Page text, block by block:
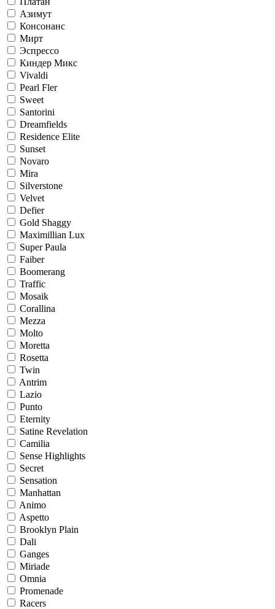
Азимут
Консонанс
Мирт
Эспрессо
Киндер Микс
Vivaldi
Pearl Fler
Sweet
Santorini
Dreamfields
Residence Elite
Sunset
Novaro
Mira
Silverstone
Velvet
Defier
Gold Shaggy
Maximillian Lux
Super Paula
Faiber
Boomerang
Traffic
Mosaik
Corallina
Mezza
Molto
Moretta
Rosetta
Twin
Antrim
Lazio
Punto
Eternity
Satine Revelation
Camilia
Sense Highlights
Secret
Sensation
Manhattan
Animo
Aspetto
Brooklyn Plain
Dali
Ganges
Miriade
Omnia
Promenade
Racers